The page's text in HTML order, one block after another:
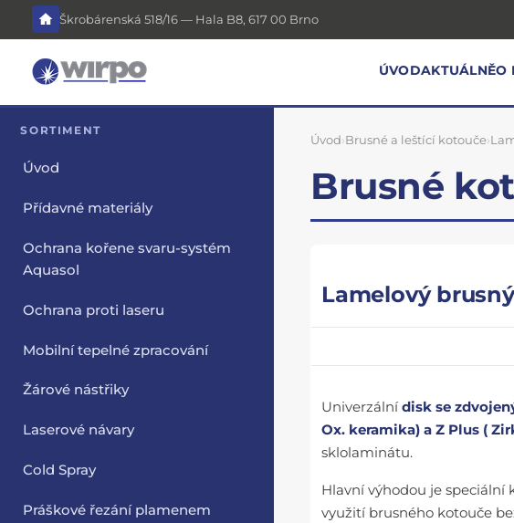
Škrobárenská 518/16 — Hala B8, 617 00 Brno
ÚVODAKTUÁLNĚO
SORTIMENT
Úvod
Přídavné materiály
Ochrana kořene svaru-systém
Aquasol
Ochrana proti laseru
Mobilní tepelné zpracování
Žárové nástřiky
Laserové návary
Cold Spray
Práškové řezání plamenem
Úvod›Brusné a leštící kotouče›
Brusné
Lamelový
Univerzálnídisk se
Ox. keramika) a Z Plus (
sklolaminátu.
Hlavní výhodou je
využití brusného kotouče